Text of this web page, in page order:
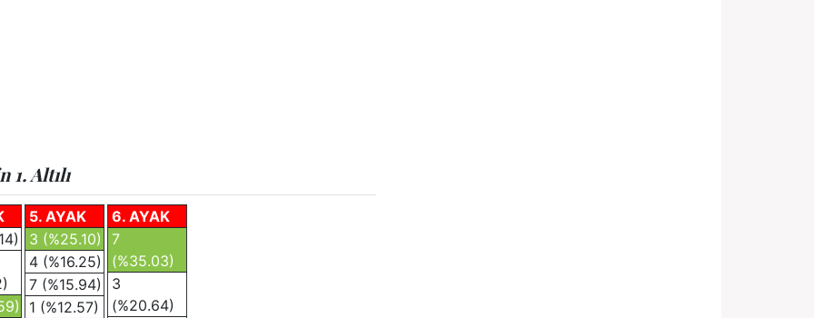
1. Altılı
5. AYAK
3 (%25.10)
4 (%16.25)
7 (%15.94)
1 (%12.57)
6. AYAK
7
(%35.03)
3
(%20.64)